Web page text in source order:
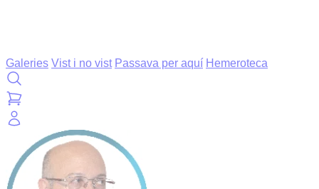
Galeries Vist i no vist Passava per aquí Hemeroteca